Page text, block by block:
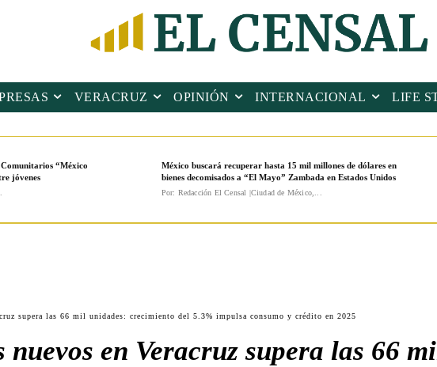
VERACRUZ OPINIÓN INTERNACIONAL LIFE
“México
jóvenes
México buscará recuperar hasta 15 mil millones de dólares en
bienes decomisados a “El Mayo” Zambada en Estados Unidos
Por: Redacción El Censal |Ciudad de México,...
supera las 66 mil unidades: crecimiento del 5.3% impulsa consumo y crédito en 2025
nuevos en Veracruz supera las 66